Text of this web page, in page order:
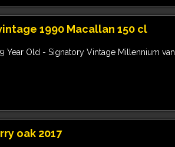
1990 Macallan 150 cl
Year Old - Signatory Vintage Millennium van
oak 2017